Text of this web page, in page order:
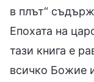
в плът“
Епохата на
тази книга е
всичко Божие